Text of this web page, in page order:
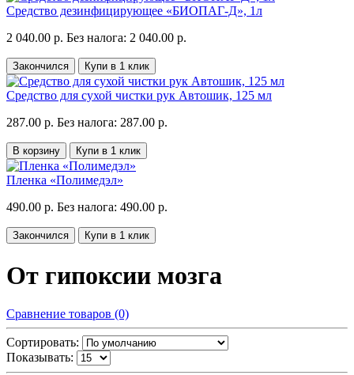
Средство дезинфицирующее «БИОПАГ-Д», 1л
2 040.00 р. Без налога: 2 040.00 р.
Закончился Купи в 1 клик
Средство для сухой чистки рук Автошик, 125 мл
287.00 р. Без налога: 287.00 р.
В корзину Купи в 1 клик
Пленка «Полимедэл»
490.00 р. Без налога: 490.00 р.
Закончился Купи в 1 клик
От гипоксии мозга
Сравнение товаров (0)
Сортировать:
Показывать: